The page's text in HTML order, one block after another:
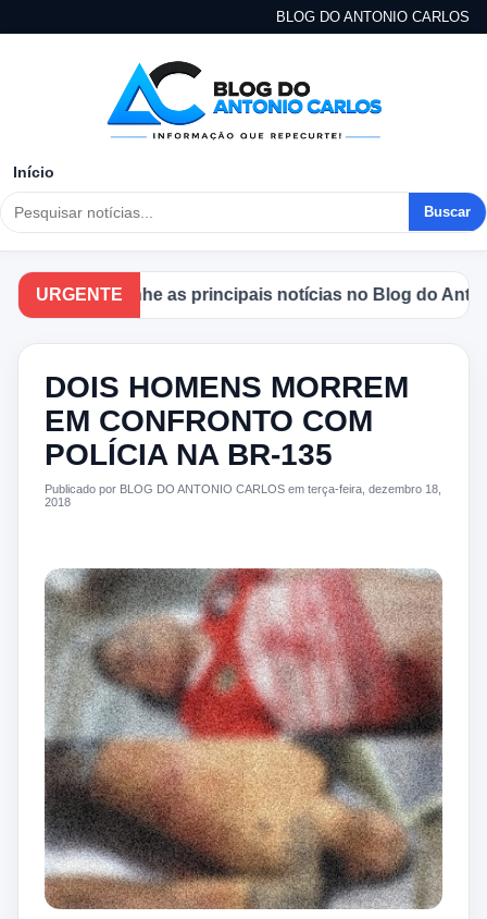
BLOG DO ANTONIO CARLOS
Início
Buscar
URGENTE
Acompanhe as principais notícias no Blog do Antonio
DOIS HOMENS MORREM
EM CONFRONTO COM
POLÍCIA NA BR-135
Publicado por BLOG DO ANTONIO CARLOS em terça-feira, dezembro 18,
2018